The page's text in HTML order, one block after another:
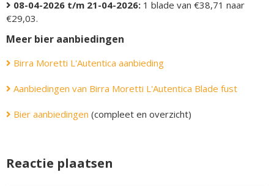
08-04-2026 t/m 21-04-2026: 1 blade van €38,71 naar
€29,03.
Meer bier aanbiedingen
Birra Moretti L'Autentica aanbieding
Aanbiedingen van Birra Moretti L'Autentica Blade fust
Bier aanbiedingen (compleet en overzicht)
Reactie plaatsen